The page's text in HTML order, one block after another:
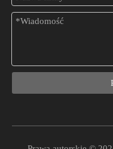
Bezpiecznie integruj